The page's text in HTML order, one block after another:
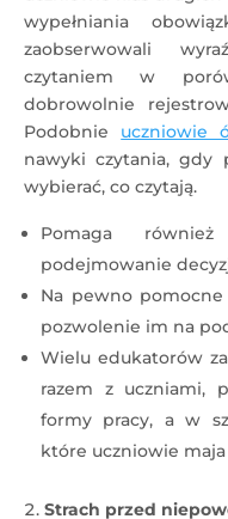
wypełniania
zaobserwowali
czytaniem w
dobrowolnie
Podobnie uczniowie
nawyki czytania, gdy
wybierać, co czytają.
Pomaga
podejmowanie
Na pewno
pozwolenie im na
Wielu edukatorów
razem z uczniami,
formy pracy, a w
które uczniowie maja
Strach przed